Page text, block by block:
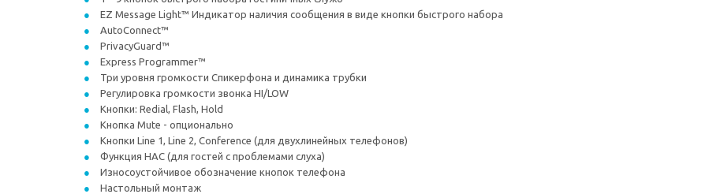
EZ Message Light™ Индикатор наличия сообщения в виде кнопки быстрого набора
AutoConnect™
PrivacyGuard™
Express Programmer™
Три уровня громкости Спикерфона и динамика трубки
Регулировка громкости звонка HI/LOW
Кнопки: Redial, Flash, Hold
Кнопка Mute - опционально
Кнопки Line 1, Line 2, Conference (для двухлинейных телефонов)
Функция HAC (для гостей с проблемами слуха)
Износоустойчивое обозначение кнопок телефона
Настольный монтаж